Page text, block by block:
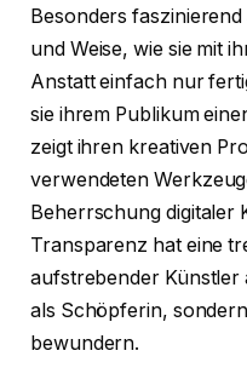
Besonders
und Weise, wie sie mit
Anstatt einfach nur
sie ihrem Publikum
zeigt ihren kreativen
verwendeten
Beherrschung digitaler
Transparenz hat eine
aufstrebender Künstler
als Schöpferin,
bewundern.